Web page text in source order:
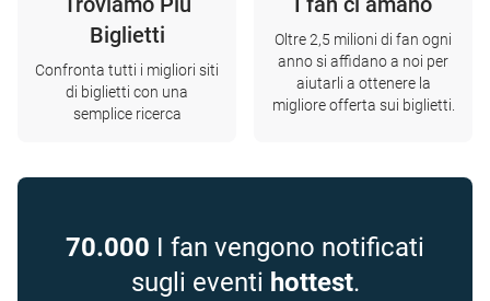
Biglietti
Confronta tutti i migliori siti
di biglietti con una
semplice ricerca
Oltre 2,5 milioni di fan ogni
anno si affidano a noi per
aiutarli a ottenere la
migliore offerta sui biglietti.
70.000 I fan vengono notificati
sugli eventi hottest.